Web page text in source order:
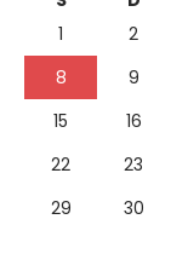
1
2
8
9
15
16
22
23
29
30